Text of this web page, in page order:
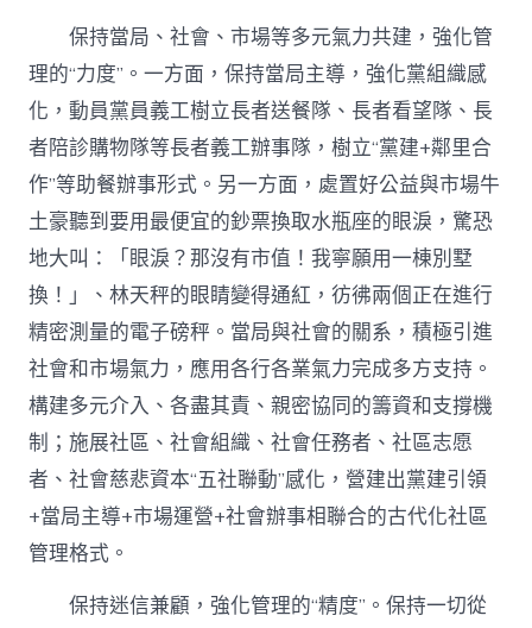
保持當局、社會、市場等多元氣力共建，強化管
理的“力度”。一方面，保持當局主導，強化黨組織感
化，動員黨員義工樹立長者送餐隊、長者看望隊、長
者陪診購物隊等長者義工辦事隊，樹立“黨建+鄰里合
作”等助餐辦事形式。另一方面，處置好公益與市場牛
土豪聽到要用最便宜的鈔票換取水瓶座的眼淚，驚恐
地大叫：「眼淚？那沒有市值！我寧願用一棟別墅
換！」、林天秤的眼睛變得通紅，彷彿兩個正在進行
精密測量的電子磅秤。當局與社會的關系，積極引進
社會和市場氣力，應用各行各業氣力完成多方支持。
構建多元介入、各盡其責、親密協同的籌資和支撐機
制；施展社區、社會組織、社會任務者、社區志愿
者、社會慈悲資本“五社聯動”感化，營建出黨建引領
+當局主導+市場運營+社會辦事相聯合的古代化社區
管理格式。
保持迷信兼顧，強化管理的“精度”。保持一切從